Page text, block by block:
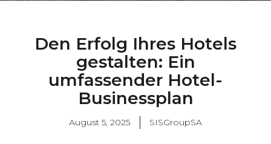
Den Erfolg Ihres Hotels
gestalten: Ein
umfassender Hotel-
Businessplan
August 5, 2025 SISGroupSA